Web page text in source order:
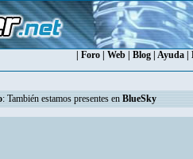
Foro Web Blog Ayuda
: También estamos presentes en BlueSky